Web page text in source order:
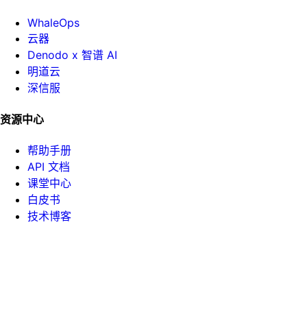
WhaleOps
云器
Denodo x 智谱 AI
明道云
深信服
资源中心
帮助手册
API 文档
课堂中心
白皮书
技术博客